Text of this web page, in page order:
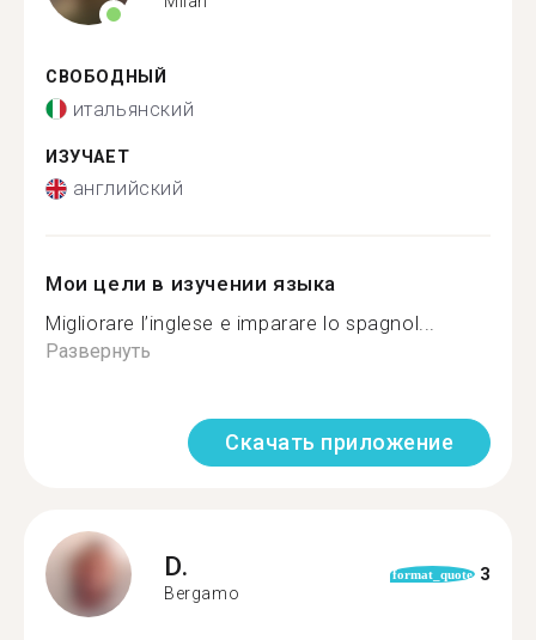
СВОБОДНЫЙ
итальянский
ИЗУЧАЕТ
английский
Мои цели в изучении языка
Migliorare l’inglese e imparare lo spagnol...
Развернуть
Скачать приложение
D.
Bergamo
format_quote 3